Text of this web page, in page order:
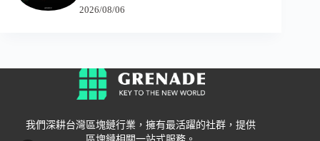
2026/08/06
我們深耕台灣區塊鏈行業，擁有最活躍的社群，提供